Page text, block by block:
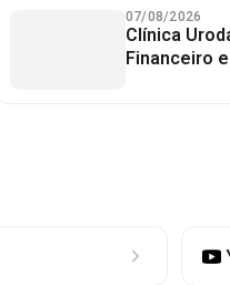
07/08/2026
Clínica
Financeiro